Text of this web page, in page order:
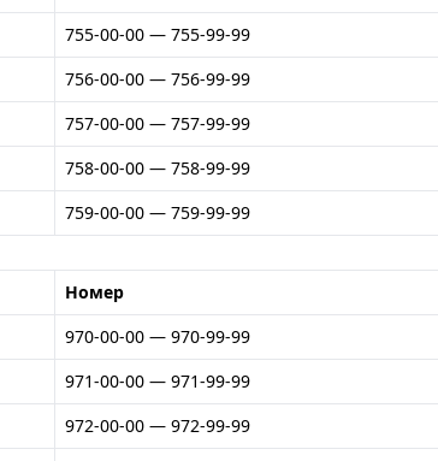
755-00-00 — 755-99-99
756-00-00 — 756-99-99
757-00-00 — 757-99-99
758-00-00 — 758-99-99
759-00-00 — 759-99-99
Номер
970-00-00 — 970-99-99
971-00-00 — 971-99-99
972-00-00 — 972-99-99